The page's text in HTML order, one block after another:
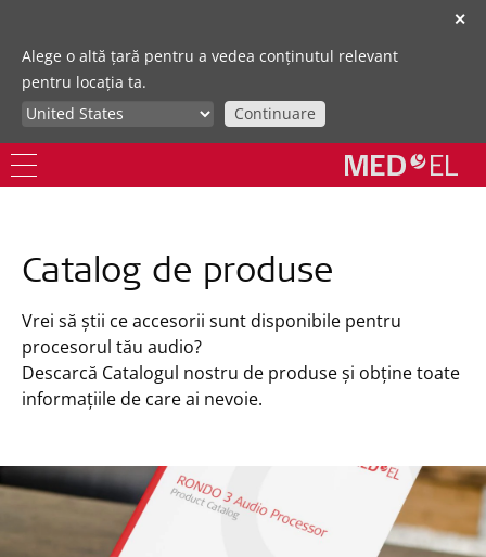
✕
Alege o altă țară pentru a vedea conținutul relevant
pentru locația ta.
Continuare
Catalog de produse
Vrei să știi ce accesorii sunt disponibile pentru
procesorul tău audio?
Descarcă Catalogul nostru de produse și obține toate
informațiile de care ai nevoie.